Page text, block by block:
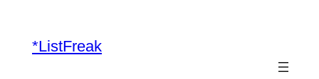
*ListFreak